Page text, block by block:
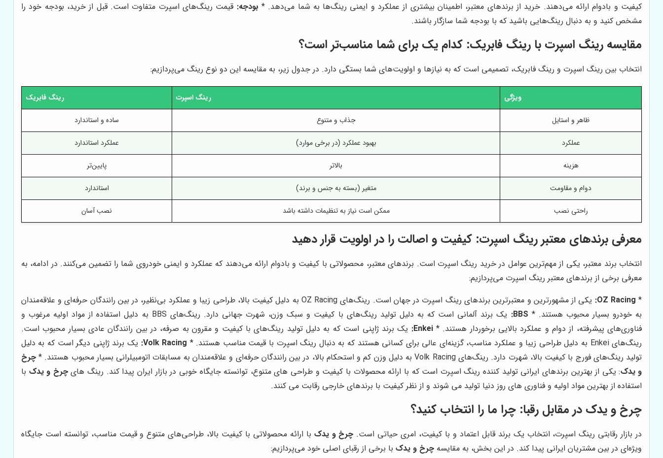
کیفیت و بادوام ارائه می‌دهند. خرید از برندهای معتبر، اطمینان بیشتری از عملکرد و ایمنی رینگ‌ها به شما می‌دهد. * بودجه: قیمت رینگ‌های اسپرت متفاوت است. قبل از خرید، بودجه خود را
مشخص کنید و به دنبال رینگ‌هایی باشید که با بودجه شما سازگار باشند.
مقایسه رینگ اسپرت با رینگ فابریک: کدام یک برای شما مناسب‌تر است؟
انتخاب بین رینگ اسپرت و رینگ فابریک، تصمیمی است که به نیازها و اولویت‌های شما بستگی دارد. در جدول زیر، به مقایسه این دو نوع رینگ می‌پردازیم:
ویژگی رینگ اسپرت رینگ فابریک
ظاهر و استایل جذاب و متنوع ساده و استاندارد
عملکرد بهبود عملکرد (در برخی موارد) عملکرد استاندارد
هزینه بالاتر پایین‌تر
دوام و مقاومت متغیر (بسته به جنس و برند) استاندارد
راحتی نصب ممکن است نیاز به تنظیمات داشته باشد نصب آسان
معرفی برندهای معتبر رینگ اسپرت: کیفیت و اصالت را در اولویت قرار دهید
انتخاب برند معتبر، یکی از مهم‌ترین عوامل در خرید رینگ اسپرت است. برندهای معتبر، محصولاتی با کیفیت و بادوام ارائه می‌دهند که عملکرد و ایمنی خودروی شما را تضمین می‌کنند. در ادامه، به
معرفی برخی از برندهای معتبر رینگ اسپرت می‌پردازیم:
*
OZ Racing:
یکی از مشهورترین و معتبرترین برندهای رینگ اسپرت در جهان است. رینگ‌های OZ Racing به دلیل کیفیت بالا، طراحی زیبا و عملکرد بی‌نظیر، در بین رانندگان حرفه‌ای و علاقه‌مندان
به خودرو بسیار محبوب هستند. * BBS:
یک برند آلمانی است که به دلیل تولید رینگ‌های با کیفیت و سبک وزن، شهرت جهانی دارد. رینگ‌های BBS به دلیل استفاده از مواد اولیه مرغوب و
فناوری‌های پیشرفته، از دوام و عملکرد بالایی برخوردار هستند. *Enkei: یک برند ژاپنی است که به دلیل تولید رینگ‌های با کیفیت و مقرون به صرفه، در بین رانندگان عادی بسیار محبوب است.
رینگ‌های Enkei به دلیل طراحی زیبا و عملکرد مناسب، گزینه‌ای عالی برای کسانی هستند که به دنبال رینگ اسپرت با قیمت مناسب هستند. *
Volk Racing: یک برند ژاپنی دیگر است که به دلیل
تولید رینگ‌های فورج با کیفیت بالا، شهرت دارد. رینگ‌های Volk Racing به دلیل وزن کم و استحکام بالا، در بین رانندگان حرفه‌ای و علاقه‌مندان به مسابقات اتومبیلرانی بسیار محبوب هستند. *
چرخ
و یدک: یکی از بهترین برندهای ایرانی تولید کننده رینگ اسپرت است که با ارائه محصولات با کیفیت و طراحی های متنوع، توانسته جایگاه خوبی در بازار ایران پیدا کند. رینگ هایچرخ و یدک با
استفاده از بهترین مواد اولیه و فناوری های روز دنیا تولید می شوند و از نظر کیفیت با برندهای خارجی رقابت می کنند.
چرخ و یدک در مقابل رقبا: چرا ما را انتخاب کنید؟
در بازار رقابتی رینگ اسپرت، انتخاب یک برند قابل اعتماد و با کیفیت، امری حیاتی است. چرخ و یدک با ارائه محصولاتی با کیفیت بالا، طراحی‌های متنوع و قیمت مناسب، توانسته است جایگاه
ویژه‌ای در بین مشتریان ایرانی پیدا کند. در این بخش، به مقایسه چرخ و یدکبا برخی از رقبای اصلی خود می‌پردازیم: